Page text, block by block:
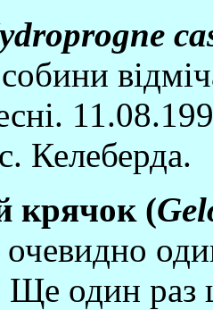
Келеберда.
крячок (
Ще один раз